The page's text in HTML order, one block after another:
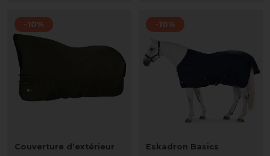
-10%
Couverture d’extérieur
-10%
Eskadron Basics